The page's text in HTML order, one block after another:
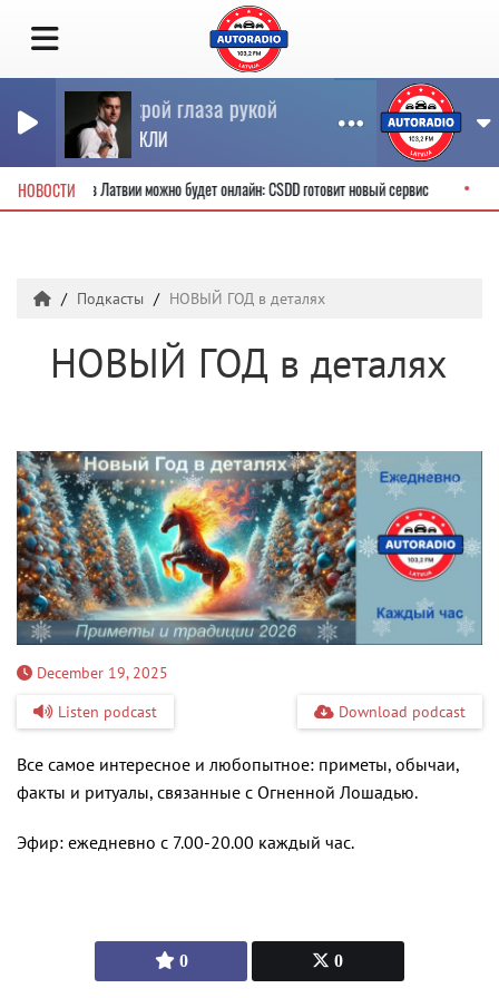
Закрой глаза рукой
ИРАКЛИ
НОВОСТИправа в Латвии можно будет онлайн: CSDD готовит новый сервис
Подкасты НОВЫЙ ГОД в деталях
НОВЫЙ ГОД в деталях
0 0
December 19, 2025
Listen podcast
Download podcast
Все самое интересное и любопытное: приметы, обычаи,
факты и ритуалы, связанные с Огненной Лошадью.
Эфир: ежедневно с 7.00-20.00 каждый час.